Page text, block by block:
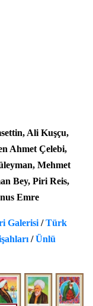
Ali Kuşçu,
Ahmet Çelebi,
Mehmet
Bey, Piri Reis,
Emre
Galerisi /Türk
/Ünlü